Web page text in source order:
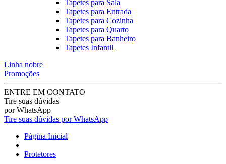
Tapetes para Sala
Tapetes para Entrada
Tapetes para Cozinha
Tapetes para Quarto
Tapetes para Banheiro
Tapetes Infantil
Linha nobre
Promoções
ENTRE EM CONTATO
Tire suas dúvidas
por WhatsApp
Tire suas dúvidas por WhatsApp
Página Inicial
Protetores